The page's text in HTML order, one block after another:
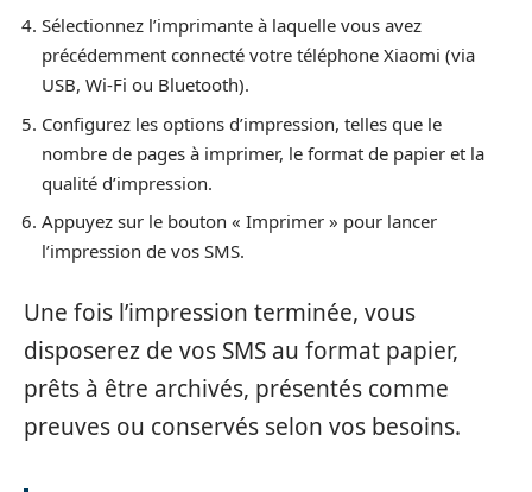
Sélectionnez l’imprimante à laquelle vous avez
précédemment connecté votre téléphone Xiaomi (via
USB, Wi-Fi ou Bluetooth).
Configurez les options d’impression, telles que le
nombre de pages à imprimer, le format de papier et la
qualité d’impression.
Appuyez sur le bouton « Imprimer » pour lancer
l’impression de vos SMS.
Une fois l’impression terminée, vous
disposerez de vos SMS au format papier,
prêts à être archivés, présentés comme
preuves ou conservés selon vos besoins.